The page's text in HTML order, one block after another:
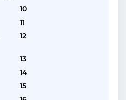
10
11
12
13
14
15